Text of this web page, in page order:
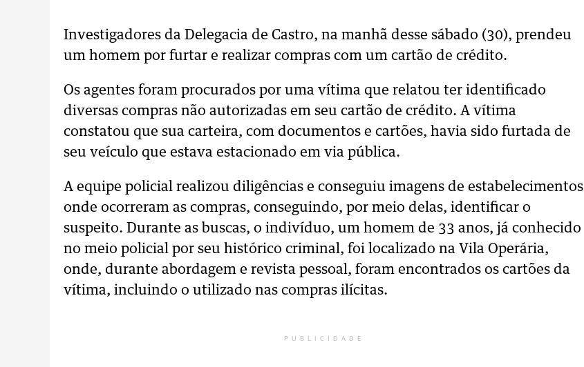
Investigadores da Delegacia de Castro, na manhã desse sábado (30), prendeu
um homem por furtar e realizar compras com um cartão de crédito.
Os agentes foram procurados por uma vítima que relatou ter identificado
diversas compras não autorizadas em seu cartão de crédito. A vítima
constatou que sua carteira, com documentos e cartões, havia sido furtada de
seu veículo que estava estacionado em via pública.
A equipe policial realizou diligências e conseguiu imagens de estabelecimentos
onde ocorreram as compras, conseguindo, por meio delas, identificar o
suspeito. Durante as buscas, o indivíduo, um homem de 33 anos, já conhecido
no meio policial por seu histórico criminal, foi localizado na Vila Operária,
onde, durante abordagem e revista pessoal, foram encontrados os cartões da
vítima, incluindo o utilizado nas compras ilícitas.
PUBLICIDADE